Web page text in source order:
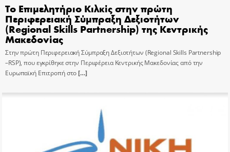
Το Επιμελητήριο Κιλκίς στην πρώτη
Περιφερειακή Σύμπραξη Δεξιοτήτων
(Regional Skills Partnership) της Κεντρικής
Μακεδονίας
Στην πρώτη Περιφερειακή Σύμπραξη Δεξιοτήτων (Regional Skills Partnership
–RSP), που εγκρίθηκε στην Περιφέρεια Κεντρικής Μακεδονίας από την
Ευρωπαϊκή Επιτροπή στο[…]